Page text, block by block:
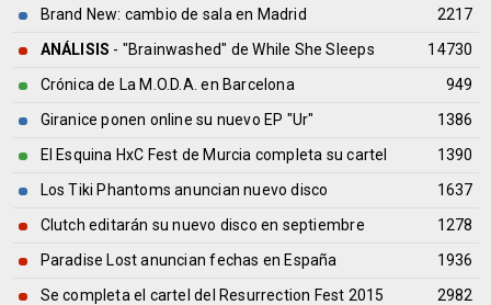
Brand New: cambio de sala en Madrid
2217
ANÁLISIS - "Brainwashed" deWhile She Sleeps
14730
Crónica de La M.O.D.A. en Barcelona
949
Giranice ponen online su nuevo EP "Ur"
1386
El Esquina HxC Fest de Murcia completa su cartel
1390
Los Tiki Phantoms anuncian nuevo disco
1637
Clutch editarán su nuevo disco en septiembre
1278
Paradise Lost anuncian fechas en España
1936
Se completa el cartel del Resurrection Fest 2015
2982